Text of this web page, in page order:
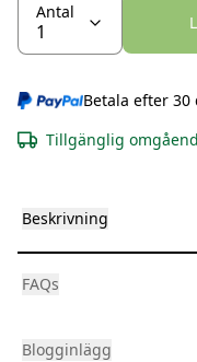
Antal
Betala efter 30
Tillgänglig
Beskrivning
FAQs
Blogginlägg